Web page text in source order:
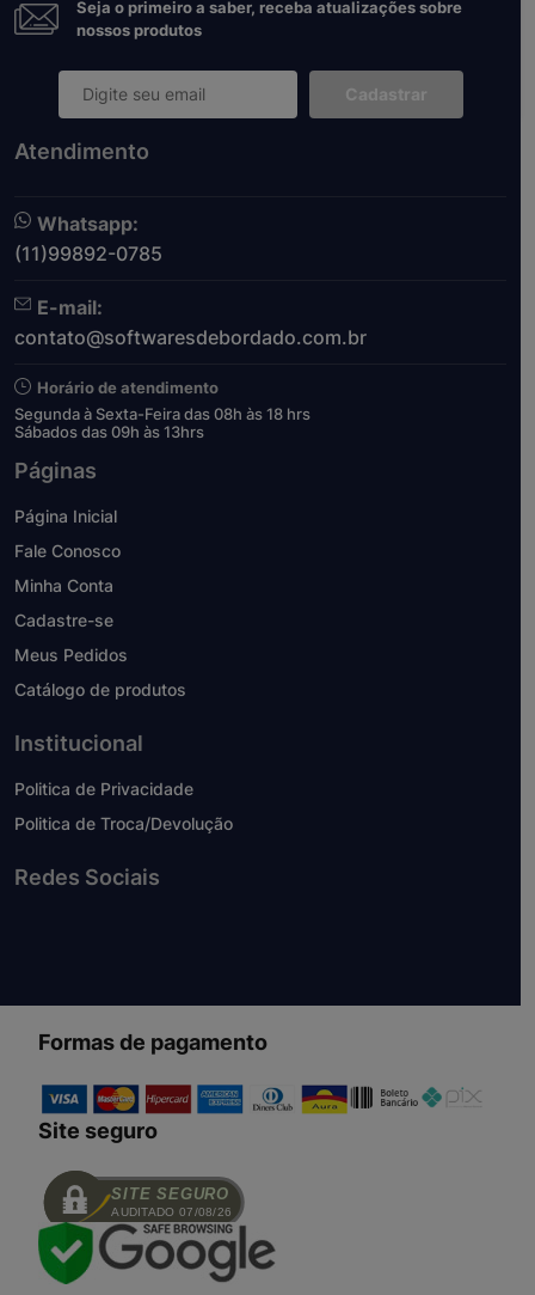
Seja o primeiro a saber, receba atualizações sobre
nossos produtos
Cadastrar
Atendimento
Whatsapp:
(11)99892-0785
E-mail:
contato@softwaresdebordado.com.br
Horário de atendimento
Segunda à Sexta-Feira das 08h às 18 hrs
Sábados das 09h às 13hrs
Páginas
Página Inicial
Fale Conosco
Minha Conta
Cadastre-se
Meus Pedidos
Catálogo de produtos
Institucional
Politica de Privacidade
Politica de Troca/Devolução
Redes Sociais
Formas de pagamento
Site seguro
SITE SEGURO
AUDITADO 07/08/26